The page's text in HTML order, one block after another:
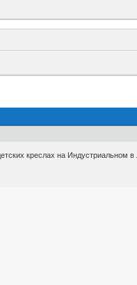
креслах на Индустриальном в